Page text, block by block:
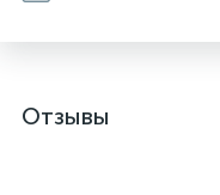
Отзывы